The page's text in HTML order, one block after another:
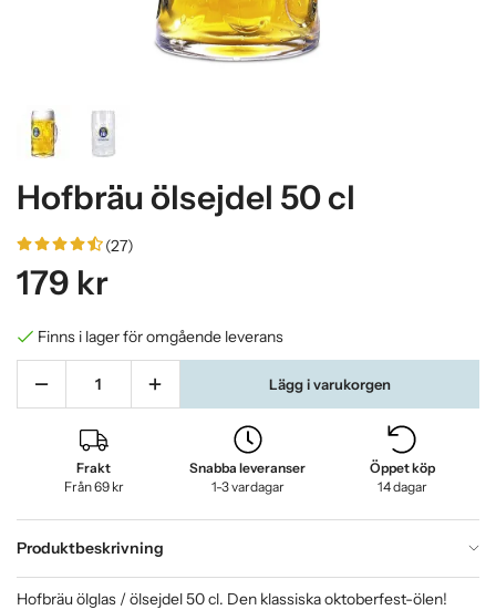
Hofbräu ölsejdel 50 cl
(27)
179 kr
Finns i lager för omgående leverans
Lägg i varukorgen
Frakt
Från 69 kr
Snabba leveranser
1-3 vardagar
Öppet köp
14 dagar
Produktbeskrivning
Hofbräu ölglas / ölsejdel 50 cl. Den klassiska oktoberfest-ölen!